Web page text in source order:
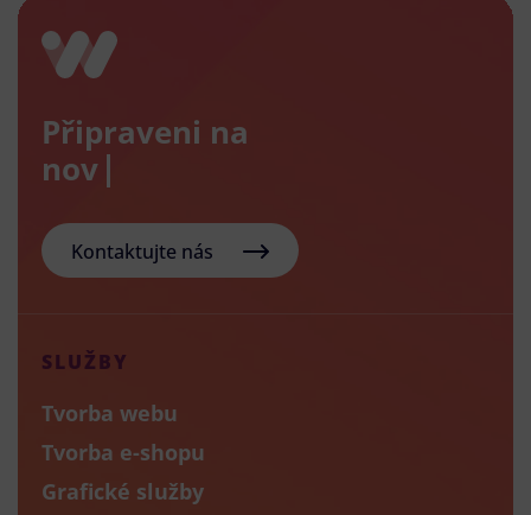
Připraveni na
nový e-sh
Kontaktujte nás
SLUŽBY
Tvorba webu
Tvorba e-shopu
Grafické služby